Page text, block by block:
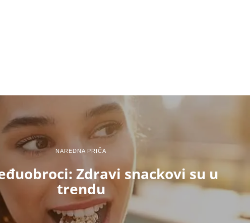
NAREDNA PRIČA
Zdravi snackovi su u
trendu